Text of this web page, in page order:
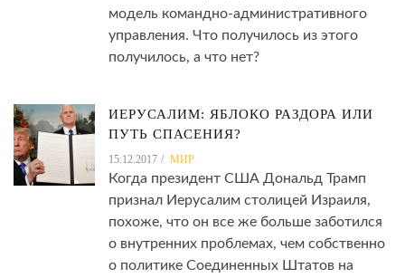
модель командно-административного
управления. Что получилось из этого
получилось, а что нет?
ИЕРУСАЛИМ: ЯБЛОКО РАЗДОРА ИЛИ
ПУТЬ СПАСЕНИЯ?
15.12.2017 МИР
Когда президент США Дональд Трамп
признал Иерусалим столицей Израиля,
похоже, что он все же больше заботился
о внутренних проблемах, чем собственно
о политике Соединенных Штатов на